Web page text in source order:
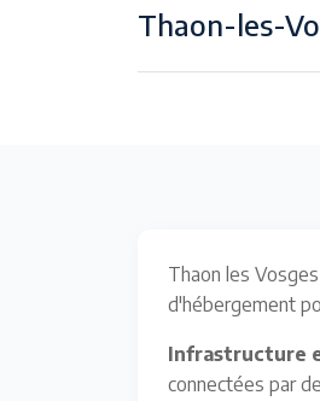
Thaon-les-
Thaon les
d'hébergement
Infrastructure
connectées par